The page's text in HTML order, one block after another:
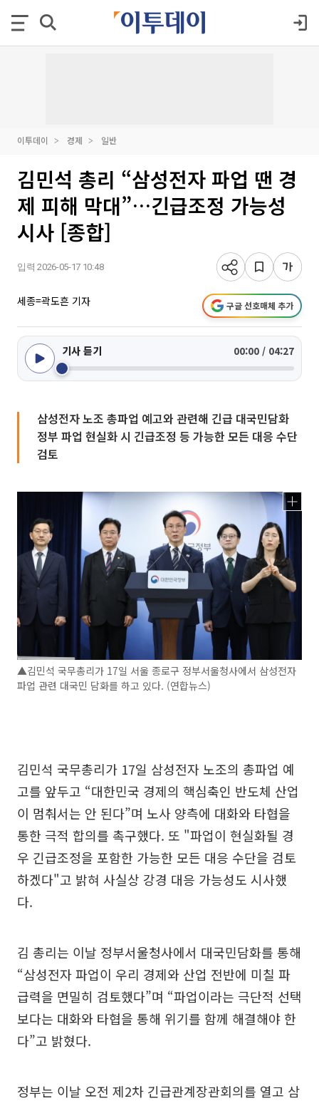
이투데이 경제 일반
김민석 총리 “삼성전자 파업 땐 경
제 피해 막대”…긴급조정 가능성
시사 [종합]
입력 2026-05-17 10:48
세종=곽도흔 기자 구글 선호매체 추가
기사 듣기 00:00 / 04:27
삼성전자 노조 총파업 예고와 관련해 긴급 대국민담화
정부 파업 현실화 시 긴급조정 등 가능한 모든 대응 수단
검토
▲김민석 국무총리가 17일 서울 종로구 정부서울청사에서 삼성전자
파업 관련 대국민 담화를 하고 있다. (연합뉴스)
김민석 국무총리가 17일 삼성전자 노조의 총파업 예
고를 앞두고 “대한민국 경제의 핵심축인 반도체 산업
이 멈춰서는 안 된다”며 노사 양측에 대화와 타협을
통한 극적 합의를 촉구했다. 또 "파업이 현실화될 경
우 긴급조정을 포함한 가능한 모든 대응 수단을 검토
하겠다"고 밝혀 사실상 강경 대응 가능성도 시사했
다.
김 총리는 이날 정부서울청사에서 대국민담화를 통해
“삼성전자 파업이 우리 경제와 산업 전반에 미칠 파
급력을 면밀히 검토했다”며 “파업이라는 극단적 선택
보다는 대화와 타협을 통해 위기를 함께 해결해야 한
다”고 밝혔다.
정부는 이날 오전 제2차 긴급관계장관회의를 열고 삼